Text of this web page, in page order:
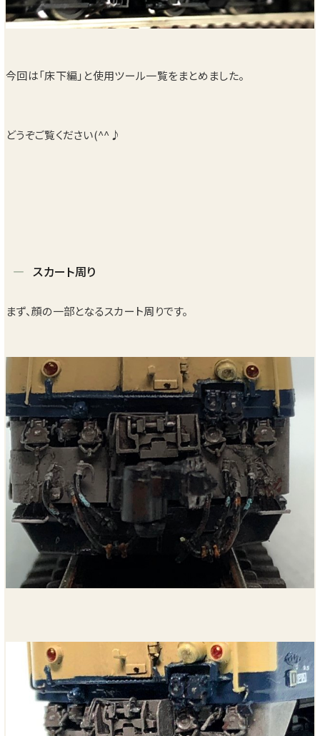
今回は「床下編」と使用ツール一覧をまとめました。
どうぞご覧ください(^^♪
スカート周り
まず、顔の一部となるスカート周りです。